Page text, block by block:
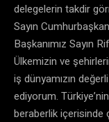
delegelerin takdir
Sayın
Başkanımız Sayın
Ülkemizin ve
iş dünyamızın
ediyorum.
beraberlik içerisinde